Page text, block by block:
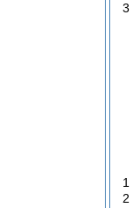
3
1
2